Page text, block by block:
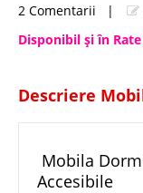
2 Comentarii |
Disponibil şi în
Descriere
Mobila
Accesibile